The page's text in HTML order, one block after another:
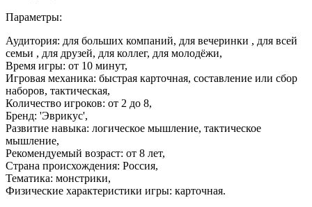
Параметры:
Аудитория: для больших компаний, для вечеринки , для всей
семьи , для друзей, для коллег, для молодёжи,
Время игры: от 10 минут,
Игровая механика: быстрая карточная, составление или сбор
наборов, тактическая,
Количество игроков: от 2 до 8,
Бренд: 'Эврикус',
Развитие навыка: логическое мышление, тактическое
мышление,
Рекомендуемый возраст: от 8 лет,
Страна происхождения: Россия,
Тематика: монстрики,
Физические характеристики игры: карточная.